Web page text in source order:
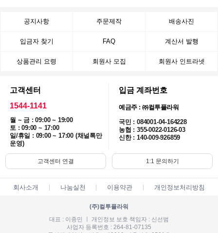
공지사항 주문제작 배송사진
입금자 찾기 FAQ 계산서 발행
상품관리 요령 회원사 모집 회원사 인트라넷
고객센터
1544-1141
월 ~ 금 : 09:00 ~ 19:00
토 : 09:00 ~ 17:00
일/휴일 : 09:00 ~ 17:00 (채널톡만
운영)
입금 계좌번호
예금주 : ㈜컬투플라워
국민 : 084001-04-164228
농협 : 355-0022-0126-03
신한 : 140-009-926859
고객센터 연결 1:1 문의하기
회사소개 나눔실천 이용약관 개인정보처리방침
(주)컬투플라워
대표 : 이종민 ㅣ 개인정보 보호 책임자 : 신선범
사업자 등록번호 : 264-81-07135